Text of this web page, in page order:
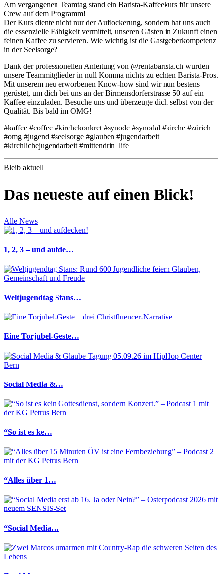
Am vergangenen Teamtag stand ein Barista-Kaffeekurs für unsere
Crew auf dem Programm!
Der Kurs diente nicht nur der Auflockerung, sondern hat uns auch
die essenzielle Fähigkeit vermittelt, unseren Gästen in Zukunft einen
feinen Kaffee zu servieren. Wie wichtig ist die Gastgeberkompetenz
in der Seelsorge?
Dank der professionellen Anleitung von @rentabarista.ch wurden
unsere Teammitglieder in null Komma nichts zu echten Barista-Pros.
Mit unserem neu erworbenen Know-how sind wir nun bestens
gerüstet, um dich bei uns an der Birmensdorferstrasse 50 auf ein
Kaffee einzuladen. Besuche uns und überzeuge dich selbst von der
Qualität. Bis bald im OMG!
#kaffee #coffee #kirchekonkret #synode #synodal #kirche #zürich
#omg #jugend #seelsorge #glauben #jugendarbeit
#kirchlichejugendarbeit #mittendrin_life
Bleib aktuell
Das neueste auf einen Blick!
Alle News
1, 2, 3 – und aufde…
Weltjugendtag Stans…
Eine Torjubel-Geste…
Social Media &…
“So ist es ke…
“Alles über 1…
“Social Media…